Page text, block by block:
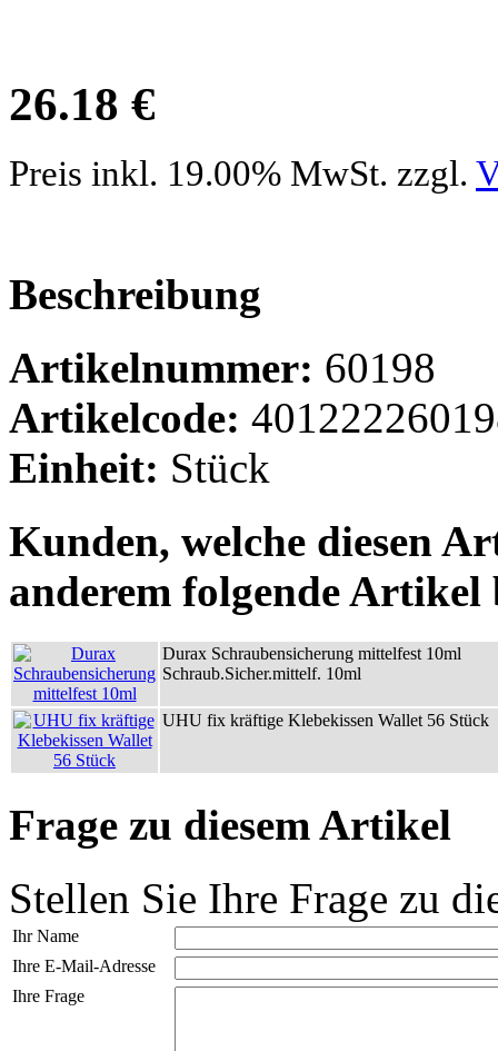
26.18 €
Preis inkl. 19.00% MwSt. zzgl.
Beschreibung
Artikelnummer: 60198
Artikelcode:
Einheit: Stück
Kunden, welche diesen
anderem folgende Artikel
Durax Schraubensicherung mittelfest 10ml
Schraub.Sicher.mittelf. 10ml
UHU fix kräftige Klebekissen Wallet 56 Stück
Frage zu diesem Artikel
Stellen Sie Ihre Frage zu
Ihr Name
Ihre E-Mail-Adresse
Ihre Frage